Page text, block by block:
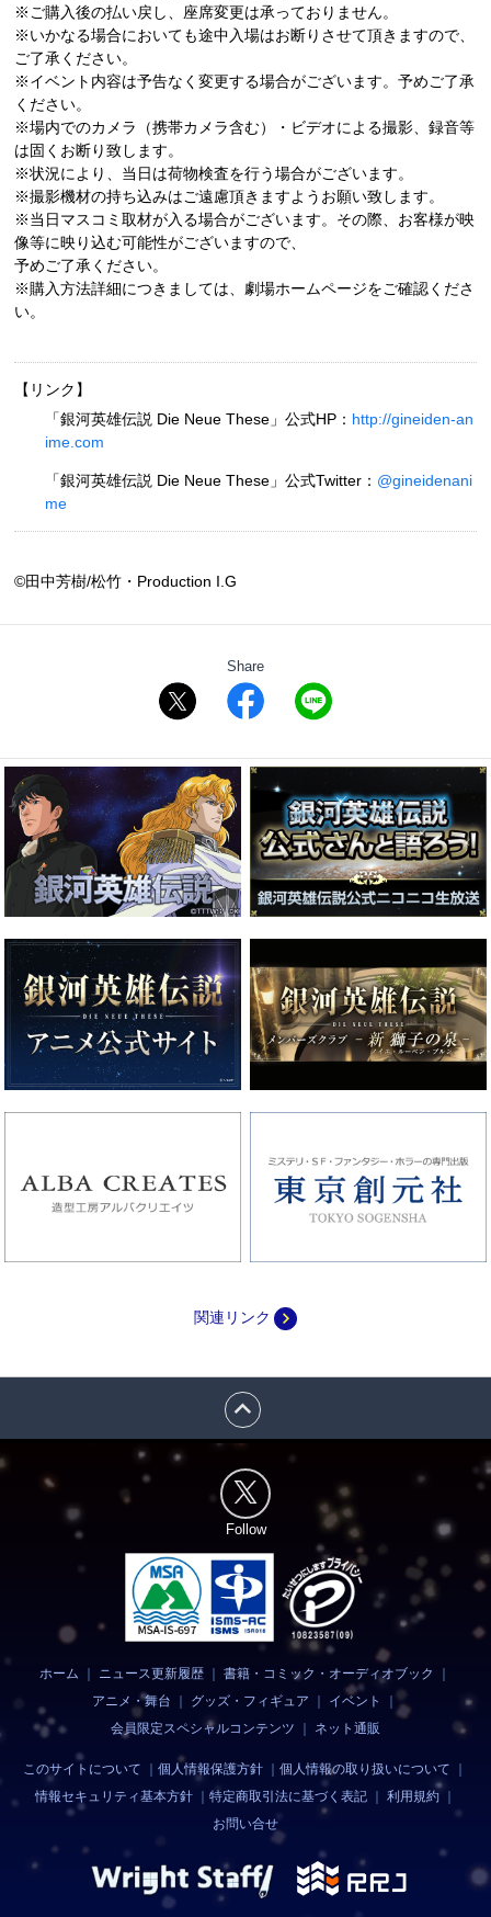
※ご購入後の払い戻し、座席変更は承っておりません。
※いかなる場合においても途中入場はお断りさせて頂きますので、
ご了承ください。
※イベント内容は予告なく変更する場合がございます。予めご了承
ください。
※場内でのカメラ（携帯カメラ含む）・ビデオによる撮影、録音等
は固くお断り致します。
※状況により、当日は荷物検査を行う場合がございます。
※撮影機材の持ち込みはご遠慮頂きますようお願い致します。
※当日マスコミ取材が入る場合がございます。その際、お客様が映
像等に映り込む可能性がございますので、
予めご了承ください。
※購入方法詳細につきましては、劇場ホームページをご確認くださ
い。
【リンク】
「銀河英雄伝説 Die Neue These」公式HP： http://gineiden-an
ime.com
「銀河英雄伝説 Die Neue These」公式Twitter： @gineidenani
me
©田中芳樹/松竹・Production I.G
Share
関連リンク navigate_next
expand_less
Follow
ホーム ニュース更新履歴 ｜書籍・コミック・オーディオブック
アニメ・舞台
グッズ・フィギュア イベント
｜
会員限定スペシャルコンテンツ
ネット通販
このサイトについて ｜個人情報保護方針 ｜個人情報の取り扱いについて
｜
情報セキュリティ基本方針｜ 特定商取引法に基づく表記｜ 利用規約｜
お問い合せ